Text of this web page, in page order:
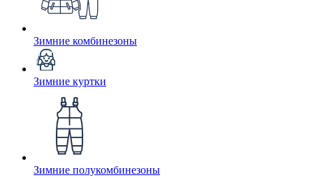
Зимние комбинезоны
Зимние куртки
Зимние полукомбинезоны